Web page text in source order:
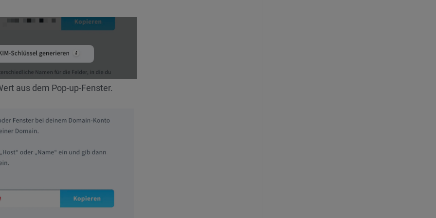
aus dem Pop-up-Fenster.